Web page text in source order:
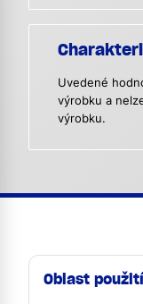
Uvedené
výrobku a
výrobku.
Oblast použití